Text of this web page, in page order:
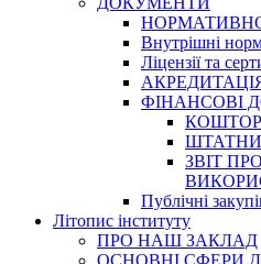
Внутрішні
Ліцензії та
ФІНАНСОВІ
ЗВІТ
Публічні
Літопис інституту
ПРО НАШ ЗАКЛАД
ОСНОВНІ СФЕРИ